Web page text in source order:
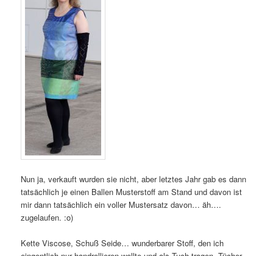
Nun ja, verkauft wurden sie nicht, aber letztes Jahr gab es dann
tatsächlich je einen Ballen Musterstoff am Stand und davon ist
mir dann tatsächlich ein voller Mustersatz davon… äh….
zugelaufen. :o)
Kette Viscose, Schuß Seide… wunderbarer Stoff, den ich